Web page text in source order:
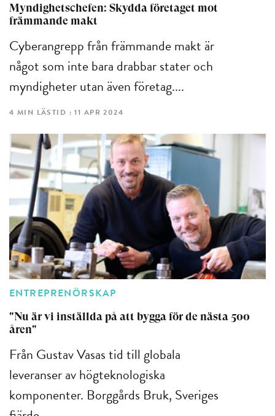
Myndighetschefen: Skydda företaget mot
främmande makt
Cyberangrepp från främmande makt är
något som inte bara drabbar stater och
myndigheter utan även företag....
4 MIN LÄSTID : 11 APR 2024
ENTREPRENÖRSKAP
"Nu är vi inställda på att bygga för de nästa 500
åren"
Från Gustav Vasas tid till globala
leveranser av högteknologiska
komponenter. Borggårds Bruk, Sveriges